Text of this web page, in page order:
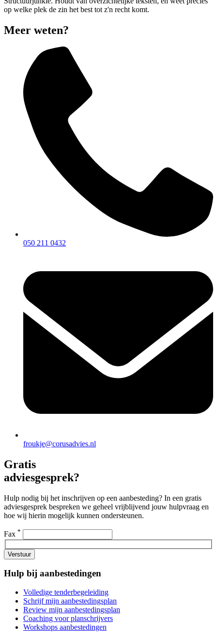
op welke plek de zin het best tot z'n recht komt.
Meer weten?
050 211 0432
froukje@corusadvies.nl
Gratis
adviesgesprek?
Hulp nodig bij het inschrijven op een aanbesteding? In een gratis
adviesgesprek bespreken we geheel vrijblijvend jouw hulpvraag en
hoe wij hierin mogelijk kunnen ondersteunen.
Fax *
Verstuur
Hulp bij aanbestedingen
Volledige tenderbegeleiding
Schrijf mijn aanbestedingsplan
Review mijn aanbestedingsplan
Coaching voor planschrijvers
Workshops aanbestedingen